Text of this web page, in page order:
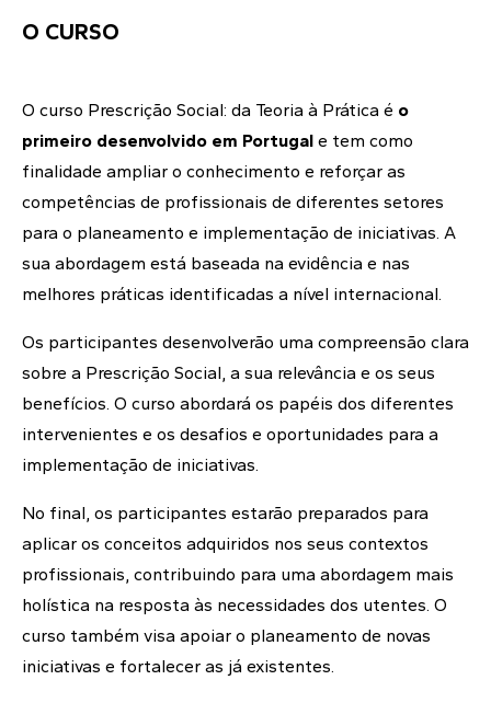
O CURSO
O curso Prescrição Social: da Teoria à Prática é o
primeiro desenvolvido em Portugal e tem como
finalidade ampliar o conhecimento e reforçar as
competências de profissionais de diferentes setores
para o planeamento e implementação de iniciativas. A
sua abordagem está baseada na evidência e nas
melhores práticas identificadas a nível internacional.
Os participantes desenvolverão uma compreensão clara
sobre a Prescrição Social, a sua relevância e os seus
benefícios. O curso abordará os papéis dos diferentes
intervenientes e os desafios e oportunidades para a
implementação de iniciativas.
No final, os participantes estarão preparados para
aplicar os conceitos adquiridos nos seus contextos
profissionais, contribuindo para uma abordagem mais
holística na resposta às necessidades dos utentes. O
curso também visa apoiar o planeamento de novas
iniciativas e fortalecer as já existentes.